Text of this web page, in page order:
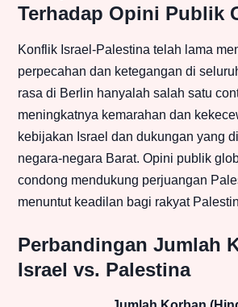
Terhadap Opini Publik
Konflik Israel-Palestina telah lama
perpecahan dan ketegangan di
rasa di Berlin hanyalah salah satu
meningkatnya kemarahan dan
kebijakan Israel dan dukungan yang
negara-negara Barat. Opini publik
condong mendukung perjuangan
menuntut keadilan bagi rakyat
Perbandingan Jumlah
Israel vs. Palestina